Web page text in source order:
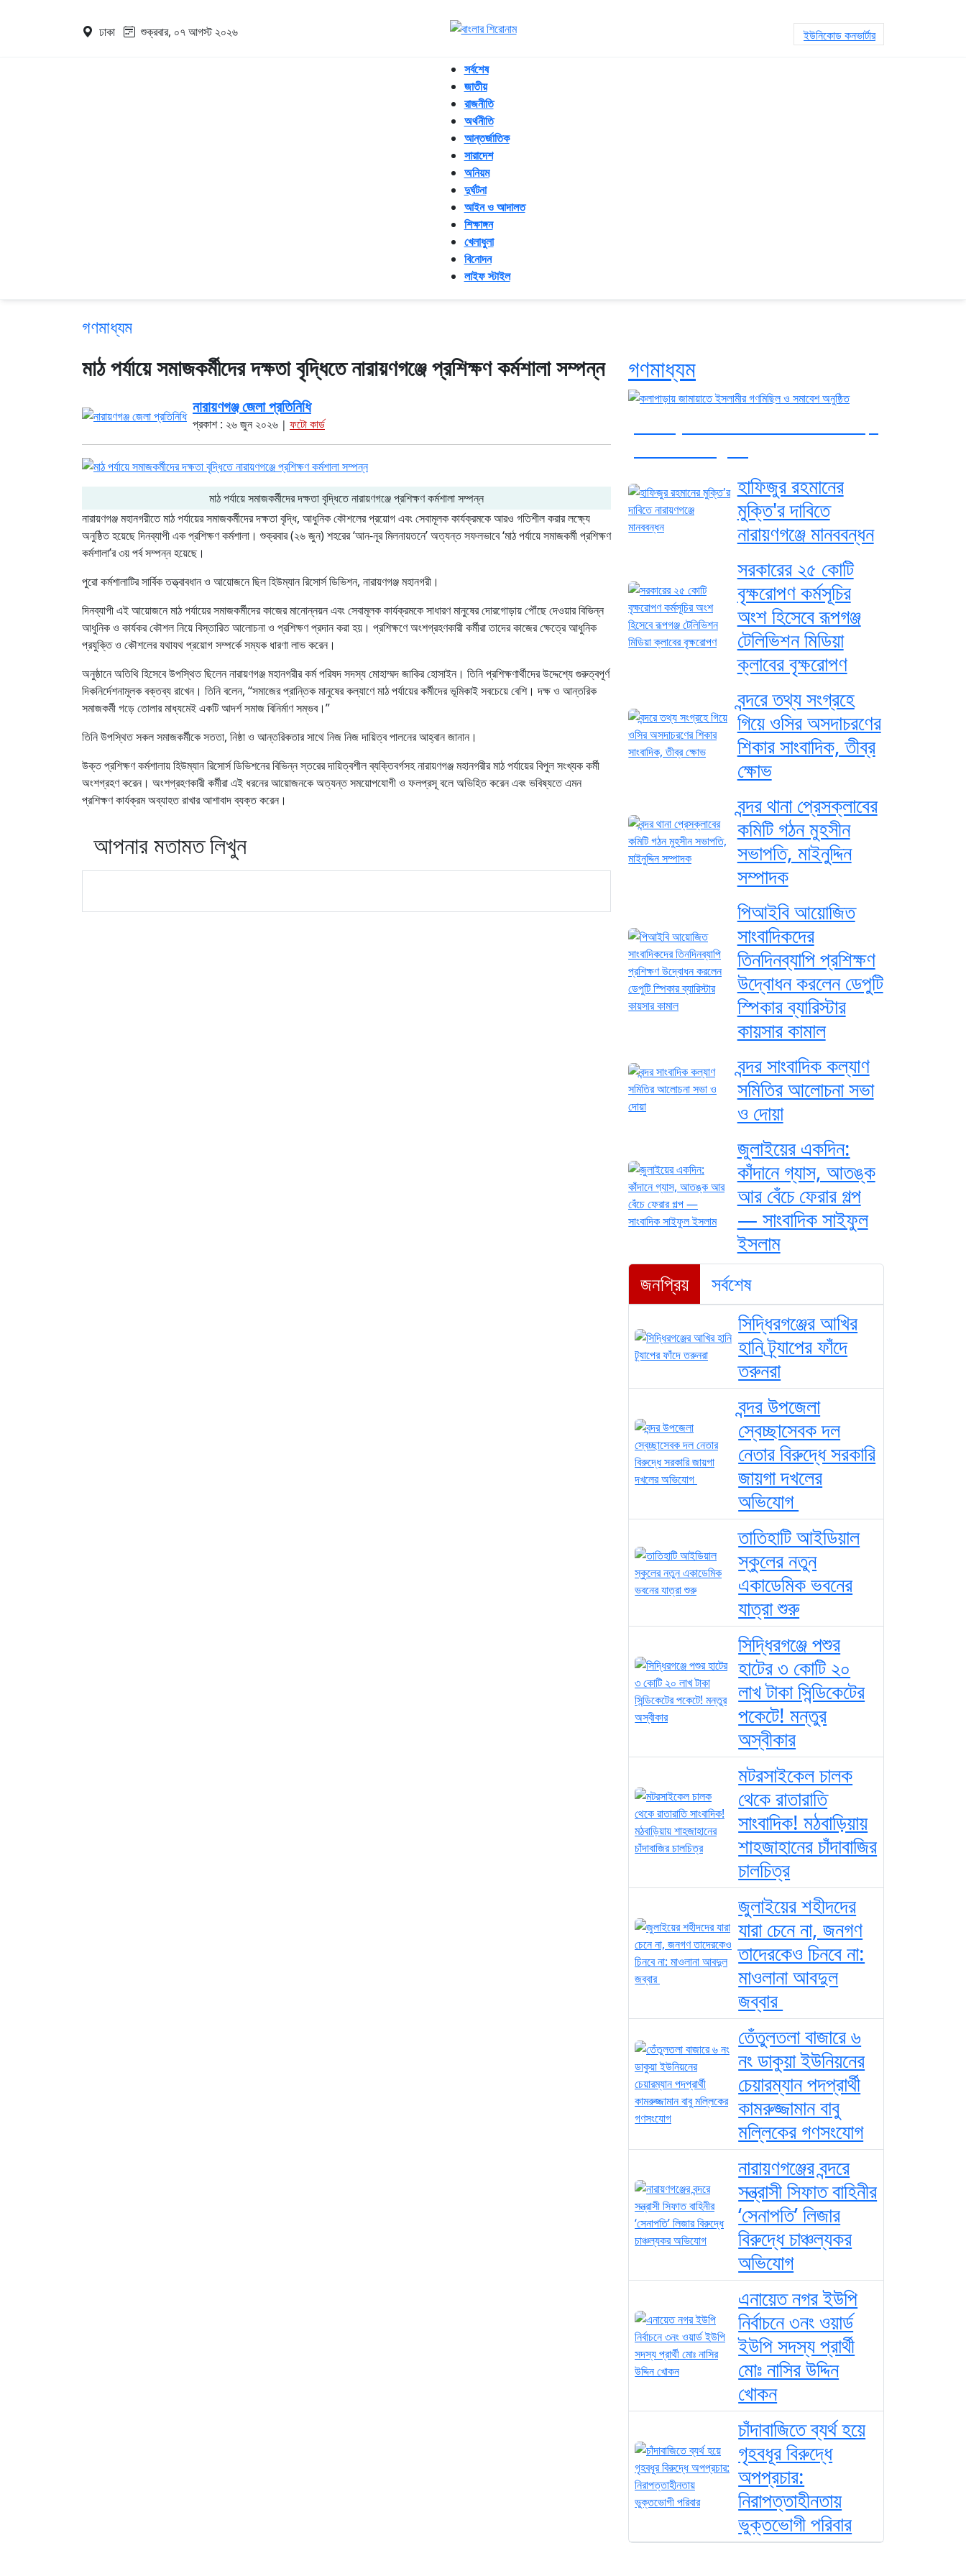
ঢাকা শুক্রবার, ০৭ আগস্ট ২০২৬ ইউনিকোড কনভার্টার
সর্বশেষ
জাতীয়
রাজনীতি
অর্থনীতি
আন্তর্জাতিক
সারাদেশ
অনিয়ম
দুর্ঘটনা
আইন ও আদালত
শিক্ষাঙ্গন
খেলাধুলা
বিনোদন
লাইফ স্টাইল
গণমাধ্যম
মাঠ পর্যায়ে সমাজকর্মীদের দক্ষতা বৃদ্ধিতে নারায়ণগঞ্জে প্রশিক্ষণ কর্মশালা সম্পন্ন
নারায়ণগঞ্জ জেলা প্রতিনিধি
প্রকাশ : ২৬ জুন ২০২৬ | ফটো কার্ড
মাঠ পর্যায়ে সমাজকর্মীদের দক্ষতা বৃদ্ধিতে নারায়ণগঞ্জে প্রশিক্ষণ কর্মশালা সম্পন্ন
নারায়ণগঞ্জ মহানগরীতে মাঠ পর্যায়ের সমাজকর্মীদের দক্ষতা বৃদ্ধি, আধুনিক কৌশলের প্রয়োগ এবং সেবামূলক কার্যক্রমকে আরও গতিশীল করার লক্ষ্যে
অনুষ্ঠিত হয়েছে দিনব্যাপী এক প্রশিক্ষণ কর্মশালা। শুক্রবার (২৬ জুন) শহরের ‘আন-নূর মিলনায়তনে’ অত্যন্ত সফলভাবে ‘মাঠ পর্যায়ে সমাজকর্মী প্রশিক্ষণ
কর্মশালা’র ৩য় পর্ব সম্পন্ন হয়েছে।
পুরো কর্মশালাটির সার্বিক তত্ত্বাবধান ও আয়োজনে ছিল হিউম্যান রিসোর্স ডিভিশন, নারায়ণগঞ্জ মহানগরী।
দিনব্যাপী এই আয়োজনে মাঠ পর্যায়ের সমাজকর্মীদের কাজের মানোন্নয়ন এবং সেবামূলক কার্যক্রমকে সাধারণ মানুষের দোরগোড়ায় পৌঁছে দেওয়ার বিভিন্ন
আধুনিক ও কার্যকর কৌশল নিয়ে বিস্তারিত আলোচনা ও প্রশিক্ষণ প্রদান করা হয়। প্রশিক্ষণে অংশগ্রহণকারী কর্মীরা তাদের কাজের ক্ষেত্রে আধুনিক
প্রযুক্তি ও কৌশলের যথাযথ প্রয়োগ সম্পর্কে সম্যক ধারণা লাভ করেন।
অনুষ্ঠানে অতিথি হিসেবে উপস্থিত ছিলেন নারায়ণগঞ্জ মহানগরীর কর্ম পরিষদ সদস্য মোহাম্মদ জাকির হোসাইন। তিনি প্রশিক্ষণার্থীদের উদ্দেশ্যে গুরুত্বপূর্ণ
দিকনির্দেশনামূলক বক্তব্য রাখেন। তিনি বলেন, “সমাজের প্রান্তিক মানুষের কল্যাণে মাঠ পর্যায়ের কর্মীদের ভূমিকাই সবচেয়ে বেশি। দক্ষ ও আন্তরিক
সমাজকর্মী গড়ে তোলার মাধ্যমেই একটি আদর্শ সমাজ বিনির্মাণ সম্ভব।”
তিনি উপস্থিত সকল সমাজকর্মীকে সততা, নিষ্ঠা ও আন্তরিকতার সাথে নিজ নিজ দায়িত্ব পালনের আহ্বান জানান।
উক্ত প্রশিক্ষণ কর্মশালায় হিউম্যান রিসোর্স ডিভিশনের বিভিন্ন স্তরের দায়িত্বশীল ব্যক্তিবর্গসহ নারায়ণগঞ্জ মহানগরীর মাঠ পর্যায়ের বিপুল সংখ্যক কর্মী
অংশগ্রহণ করেন। অংশগ্রহণকারী কর্মীরা এই ধরনের আয়োজনকে অত্যন্ত সময়োপযোগী ও ফলপ্রসূ বলে অভিহিত করেন এবং ভবিষ্যতে এমন
প্রশিক্ষণ কার্যক্রম অব্যাহত রাখার আশাবাদ ব্যক্ত করেন।
আপনার মতামত লিখুন
গণমাধ্যম
হাফিজুর রহমানের
মুক্তি'র দাবিতে
নারায়ণগঞ্জে মানববন্ধন
সরকারের ২৫ কোটি
বৃক্ষরোপণ কর্মসূচির
অংশ হিসেবে ‎রূপগঞ্জ
টেলিভিশন মিডিয়া
ক্লাবের বৃক্ষরোপণ
বন্দরে তথ্য সংগ্রহে
গিয়ে ওসির অসদাচরণের
শিকার সাংবাদিক, তীব্র
ক্ষোভ
বন্দর থানা প্রেসক্লাবের
কমিটি গঠন মুহসীন
সভাপতি, মাইনুদ্দিন
সম্পাদক
পিআইবি আয়োজিত
সাংবাদিকদের
তিনদিনব্যাপি প্রশিক্ষণ
উদ্বোধন করলেন ডেপুটি
স্পিকার ব্যারিস্টার
কায়সার কামাল
বন্দর সাংবাদিক কল্যাণ
সমিতির আলোচনা সভা
ও দোয়া
জুলাইয়ের একদিন:
কাঁদানে গ্যাস, আতঙ্ক
আর বেঁচে ফেরার গল্প
— সাংবাদিক সাইফুল
ইসলাম
জনপ্রিয় সর্বশেষ
সিদ্ধিরগঞ্জের আখির
হানি ট্র্যাপের ফাঁদে
তরুনরা
বন্দর উপজেলা
স্বেচ্ছাসেবক দল
নেতার বিরুদ্ধে সরকারি
জায়গা দখলের
অভিযোগ ‎
তাতিহাটি আইডিয়াল
স্কুলের নতুন
একাডেমিক ভবনের
যাত্রা শুরু
সিদ্ধিরগঞ্জে পশুর
হাটের ৩ কোটি ২০
লাখ টাকা সিন্ডিকেটের
পকেটে! মন্তুর
অস্বীকার
মটরসাইকেল চালক
থেকে রাতারাতি
সাংবাদিক! মঠবাড়িয়ায়
শাহজাহানের চাঁদাবাজির
চালচিত্র
জুলাইয়ের শহীদদের
যারা চেনে না, জনগণ
তাদেরকেও চিনবে না:
মাওলানা আবদুল
জব্বার ​
তেঁতুলতলা বাজারে ৬
নং ডাকুয়া ইউনিয়নের
চেয়ারম্যান পদপ্রার্থী
কামরুজ্জামান বাবু
মল্লিকের গণসংযোগ
নারায়ণগঞ্জের বন্দরে
সন্ত্রাসী সিফাত বাহিনীর
‘সেনাপতি’ লিজার
বিরুদ্ধে চাঞ্চল্যকর
অভিযোগ
এনায়েত নগর ইউপি
নির্বাচনে ৩নং ওয়ার্ড
ইউপি সদস্য প্রার্থী
মোঃ নাসির উদ্দিন
খোকন
চাঁদাবাজিতে ব্যর্থ হয়ে
গৃহবধূর বিরুদ্ধে
অপপ্রচার:
নিরাপত্তাহীনতায়
ভুক্তভোগী পরিবার